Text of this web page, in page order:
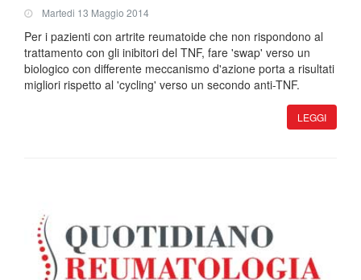
Martedi 13 Maggio 2014
Per i pazienti con artrite reumatoide che non rispondono al
trattamento con gli inibitori del TNF, fare 'swap' verso un
biologico con differente meccanismo d'azione porta a risultati
migliori rispetto al 'cycling' verso un secondo anti-TNF.
LEGGI